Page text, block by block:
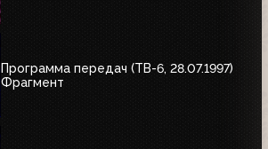
Программа передач (ТВ-6, 28.07.1997)
Фрагмент